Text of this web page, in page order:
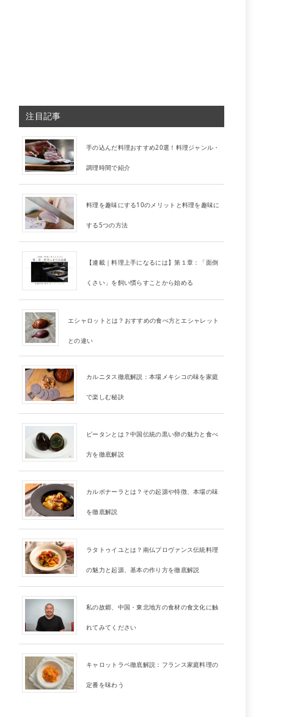
注目記事
手の込んだ料理おすすめ20選！料理ジャンル・
調理時間で紹介
料理を趣味にする10のメリットと料理を趣味に
する5つの方法
【連載｜料理上手になるには】第１章：「面倒
くさい」を飼い慣らすことから始める
エシャロットとは？おすすめの食べ方とエシャレット
との違い
カルニタス徹底解説：本場メキシコの味を家庭
で楽しむ秘訣
ピータンとは？中国伝統の黒い卵の魅力と食べ
方を徹底解説
カルボナーラとは？その起源や特徴、本場の味
を徹底解説
ラタトゥイユとは？南仏プロヴァンス伝統料理
の魅力と起源、基本の作り方を徹底解説
私の故郷、中国・東北地方の食材の食文化に触
れてみてください
キャロットラペ徹底解説：フランス家庭料理の
定番を味わう